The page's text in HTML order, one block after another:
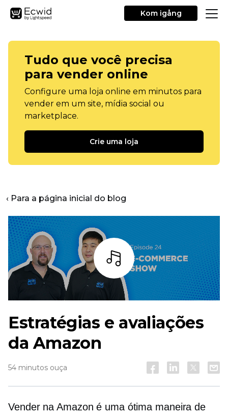
Kom igång
Tudo que você precisa
para vender online
Configure uma loja online em minutos para
vender em um site, mídia social ou
marketplace.
Crie uma loja
‹ Para a página inicial do blog
Ouça
Estratégias e avaliações
da Amazon
54 minutos ouça
Vender na Amazon é uma ótima maneira de